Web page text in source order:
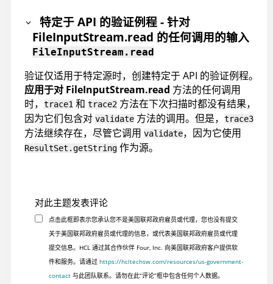
    }
public String getVulnerableSource3() throws
    }
public void writeToVulnerableSink(String
        printWriter.write(str);
    }
    }
}
特定于 API 的验证例程 - 针对
FileInputStream.read 的任何调用的输入
FileInputStream.read
验证仅适用于特定源时，创建特定于 API 的验证例程。
应用于对 FileInputStream.read 方法的任何调用
时，
trace1 和 trace2 方法在下次扫描时都没有结果，
因为它们包含对 validate 方法的调用。但是， trace3
方法继续存在，尽管它调用 validate，因为它使用
ResultSet.getString 作为源。
对此主题发表评论
点击此框即表示您承认您不是美国联邦政府雇员或代理，您也没有提交
关于美国联邦政府雇员或代理的信息，或代表美国联邦政府雇员或代理
提交信息。HCL 通过其合作伙伴 Four, Inc. 向美国联邦政府客户提供软
件和服务。请通过 https://hcltechsw.com/resources/us-government-
contact与此团队联系。请勿在此“评论”框中包含任何个人数据。